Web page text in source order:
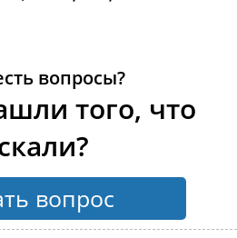
вопросы?
того, что
вопрос